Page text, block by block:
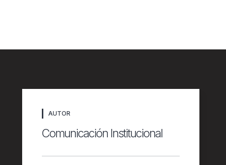
AUTOR
Comunicación Institucional